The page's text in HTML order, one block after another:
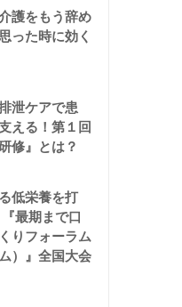
護をもう辞め
った時に効く
泄ケアで患
える！第１回
修』とは？
低栄養を打
最期まで口
りフォーラム
）』全国大会